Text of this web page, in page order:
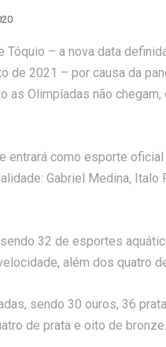
Tóquio – a nova data
de 2021 – por causa da
as Olimpíadas não
como esporte
Gabriel Medina, Italo
32 de esportes
além dos quatro
sendo 30 ouros, 36
de prata e oito de bronze.